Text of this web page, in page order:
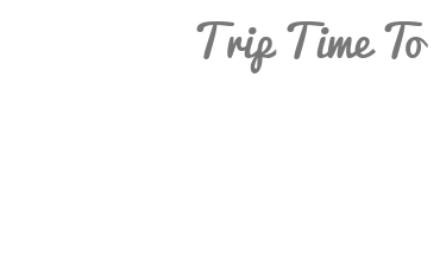
Trip Time To